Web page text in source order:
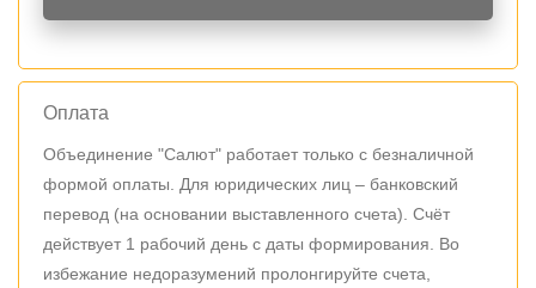
Оплата
Объединение "Салют" работает только с безналичной
формой оплаты. Для юридических лиц – банковский
перевод (на основании выставленного счета). Счёт
действует 1 рабочий день с даты формирования. Во
избежание недоразумений пролонгируйте счета,